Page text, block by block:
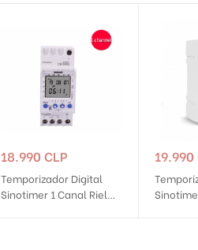
Precio
18.990 CLP
Temporizador Digital
Sinotimer 1 Canal Riel
Precio
19.990